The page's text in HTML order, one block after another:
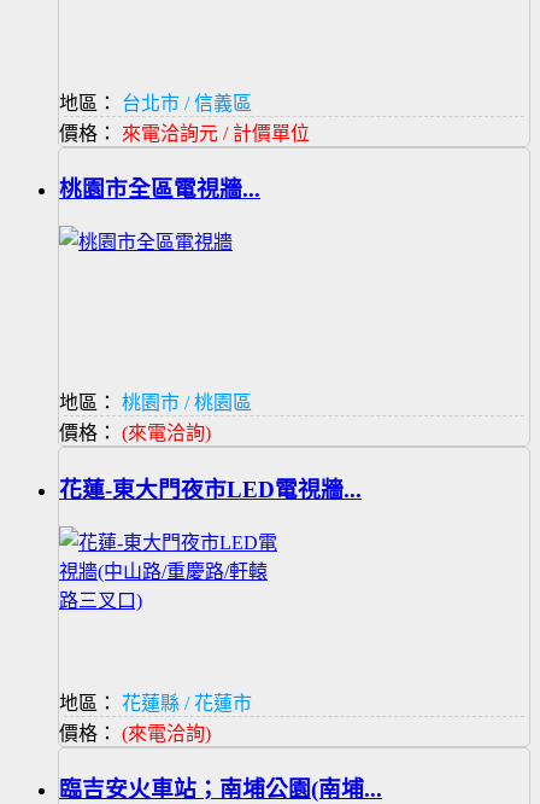
地區：
台北市 / 信義區
價格： 來電洽詢元 / 計價單位
桃園市全區電視牆...
地區：
桃園市 / 桃園區
價格： (來電洽詢)
花蓮-東大門夜市LED電視牆...
地區：
花蓮縣 / 花蓮市
價格： (來電洽詢)
臨吉安火車站；南埔公園(南埔...